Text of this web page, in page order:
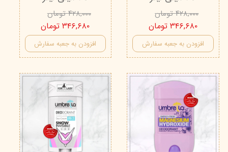
۴۲۸,۰۰۰ تومان
۳۴۶,۶۸۰ تومان
افزودن به جعبه سفارش
۴۲۸,۰۰۰ تومان
۳۴۶,۶۸۰ تومان
افزودن به جعبه سفارش